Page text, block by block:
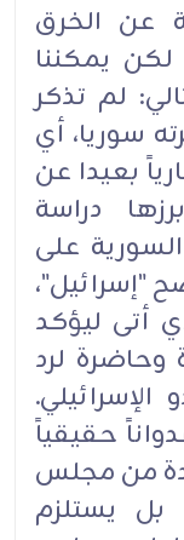
عن الخرق
لكن يمكننا
لم تذكر
سوريا، أي
بعيدا عن
دراسة
على
"إسرائيل"،
أتى ليؤكد
لرد
حقيقياً
من مجلس
بل يستلزم